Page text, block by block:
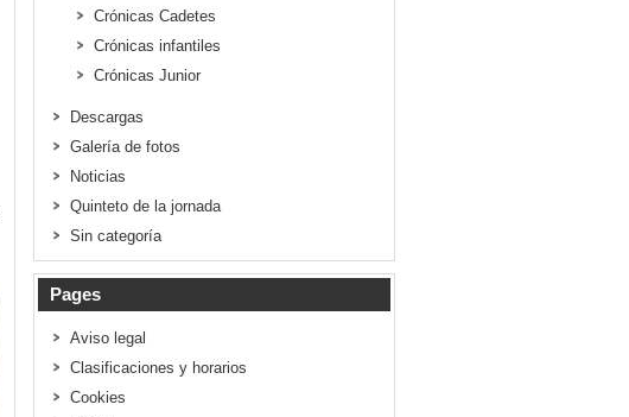
Crónicas Cadetes
Crónicas infantiles
Crónicas Junior
Descargas
Galería de fotos
Noticias
Quinteto de la jornada
Sin categoría
Pages
Aviso legal
Clasificaciones y horarios
Cookies